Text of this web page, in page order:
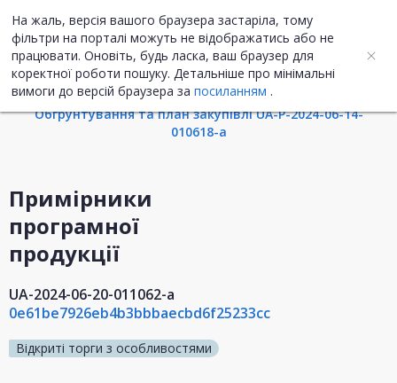
На жаль, версія вашого браузера застаріла, тому
фільтри на порталі можуть не відображатись або не
працювати. Оновіть, будь ласка, ваш браузер для
коректної роботи пошуку. Детальніше про мінімальні
вимоги до версій браузера за посиланням .
UA ENG
Інформація про закупівлю
Обгрунтування та план закупівлі UA-P-2024-06-14-
010618-a
Примірники
програмної
продукції
UA-2024-06-20-011062-a
0e61be7926eb4b3bbbaecbd6f25233cc
Відкриті торги з особливостями